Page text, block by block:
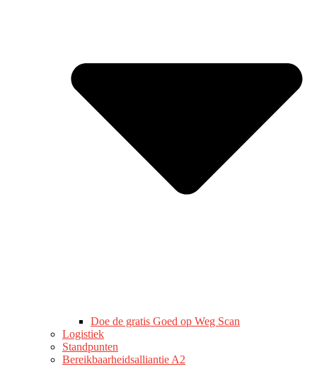
Doe de gratis Goed op Weg Scan
Logistiek
Standpunten
Bereikbaarheidsalliantie A2